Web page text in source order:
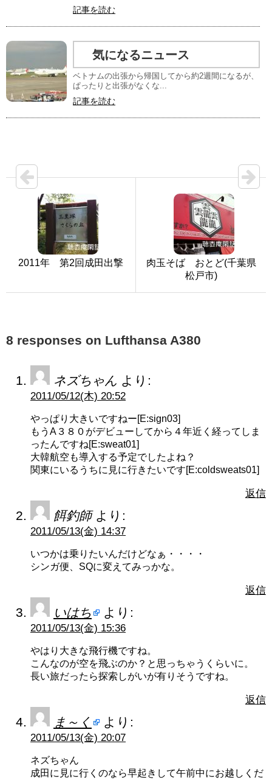
記事を読む
気になるニュース
ベトナムの出張から帰国してから約2週間になるが、
ぱったりと出張がなくな...
記事を読む
2011年 第2回成田出撃
肉玉そば おとど(千葉県
松戸市)
8 responses on Lufthansa A380
ネズちゃん より:
2011/05/12(木) 20:52
やっぱり大きいですねー[E:sign03]
もうA３８０がデビューしてから４年近く経ってしま
ったんですね[E:sweat01]
大韓航空も導入する予定でしたよね？
関東にいるうちに見に行きたいです[E:coldsweats01]
返信
餌釣師 より:
2011/05/13(金) 14:37
いつかは乗りたいんだけどなぁ・・・・
シンガ便、SQに変えてみっかな。
返信
いはち より:
2011/05/13(金) 15:36
やはり大きな飛行機ですね。
こんなのが空を飛ぶのか？と思っちゃうくらいに。
長い旅だったら探索しがいが有りそうですね。
返信
ま～く より:
2011/05/13(金) 20:07
ネズちゃん
成田に見に行くのなら早起きして午前中にお越しくだ